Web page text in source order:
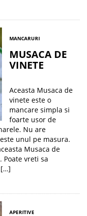
MANCARURI
MUSACA DE
VINETE
Aceasta Musaca de
vinete este o
mancare simpla si
foarte usor de
Nu are
unul pe masura.
Musaca de
vreti sa
[…]
APERITIVE